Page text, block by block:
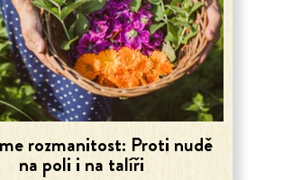
rozmanitost: Proti nudě
na poli i na talíři